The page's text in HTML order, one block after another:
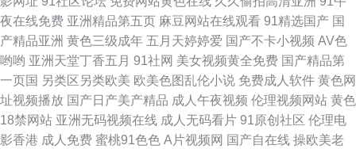
清视频一区二区 中文乱码字幕在线观看 很很在线 日韩色图资源 91cn色 国产
一区二区美女视频 日韩成人免费网站 91成年人软件 国产主播不卡福利在线
日韩欧美高清在 最新电影电视剧手机 国产熟女精品久久久久 99在线观 美女
打炮网站 午夜影院成人免费观看 肏逼导航 老鸦窝九九热44视 午夜dj影院免
夜在线免费 亚洲精品第五页 麻豆网站在线观看 91精选国产 国
产精品亚洲 黄色三级成年 五月天婷婷爱 国产不卡小视频 AV色
哟哟 亚洲天堂丁香五月 91社网 美女视频黄全免费 国产精品第
一页国 另类区另类欧美 欧美色图乱伦小说 免费成人软件 黄色网
址视频播放 国产日产美产精品 成人午夜视频 伦理视频网站 黄色
18禁网站 亚洲无码视频在线 成人无码看片 91原创社区 伦理电
影香港 成人免费 蜜桃91色色 A片视频网 国产自在线 操欧美老